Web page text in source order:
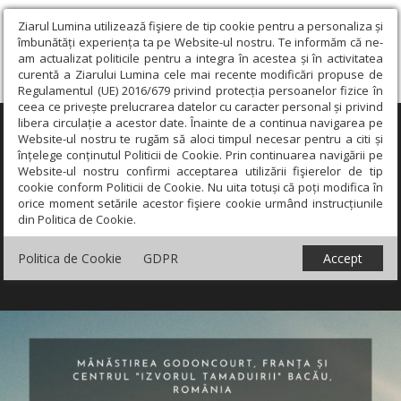
Ziarul Lumina utilizează fişiere de tip cookie pentru a personaliza și
îmbunătăți experiența ta pe Website-ul nostru. Te informăm că ne-
am actualizat politicile pentru a integra în acestea și în activitatea
curentă a Ziarului Lumina cele mai recente modificări propuse de
Regulamentul (UE) 2016/679 privind protecția persoanelor fizice în
ceea ce privește prelucrarea datelor cu caracter personal și privind
libera circulație a acestor date. Înainte de a continua navigarea pe
Website-ul nostru te rugăm să aloci timpul necesar pentru a citi și
înțelege conținutul Politicii de Cookie. Prin continuarea navigării pe
Website-ul nostru confirmi acceptarea utilizării fişierelor de tip
cookie conform Politicii de Cookie. Nu uita totuși că poți modifica în
orice moment setările acestor fişiere cookie urmând instrucțiunile
din Politica de Cookie.
Politica de Cookie GDPR Accept
×